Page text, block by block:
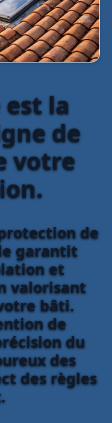
la
de
votre
de
garantit
et
valorisant
bâti.
de
du
des
des règles